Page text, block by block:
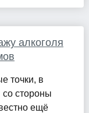
алкоголя
точки, в
стороны
ещё